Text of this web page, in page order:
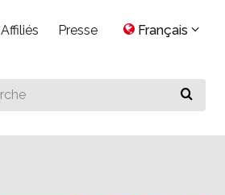
Affiliés Presse Français